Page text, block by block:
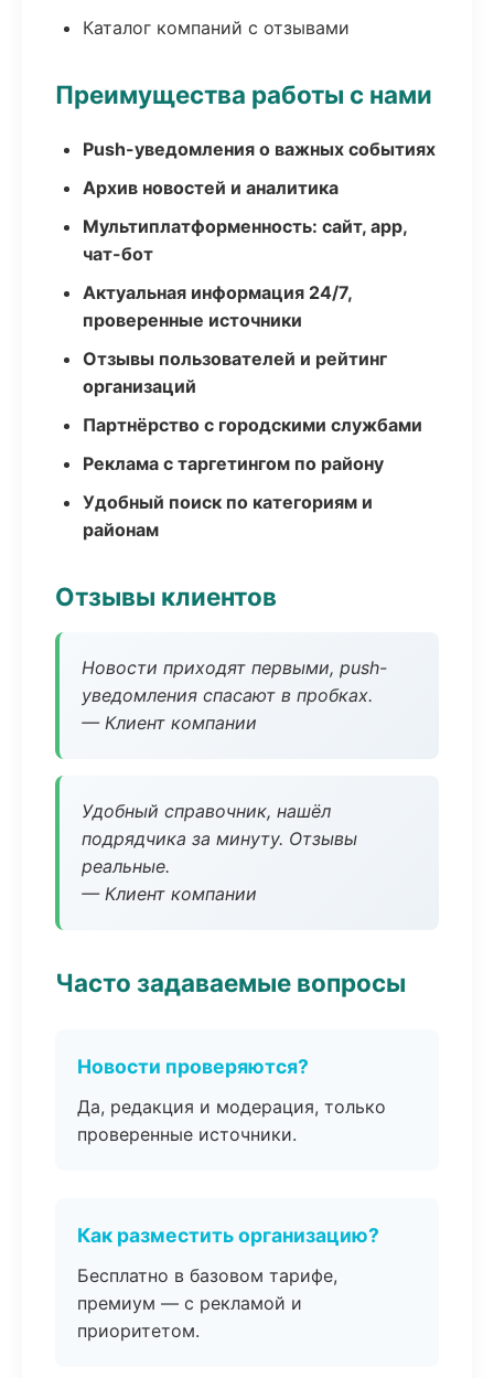
Каталог компаний с отзывами
Преимущества работы с нами
Push-уведомления о важных событиях
Архив новостей и аналитика
Мультиплатформенность: сайт, app,
чат-бот
Актуальная информация 24/7,
проверенные источники
Отзывы пользователей и рейтинг
организаций
Партнёрство с городскими службами
Реклама с таргетингом по району
Удобный поиск по категориям и
районам
Отзывы клиентов
Новости приходят первыми, push-
уведомления спасают в пробках.
— Клиент компании
Удобный справочник, нашёл
подрядчика за минуту. Отзывы
реальные.
— Клиент компании
Часто задаваемые вопросы
Новости проверяются?
Да, редакция и модерация, только
проверенные источники.
Как разместить организацию?
Бесплатно в базовом тарифе,
премиум — с рекламой и
приоритетом.